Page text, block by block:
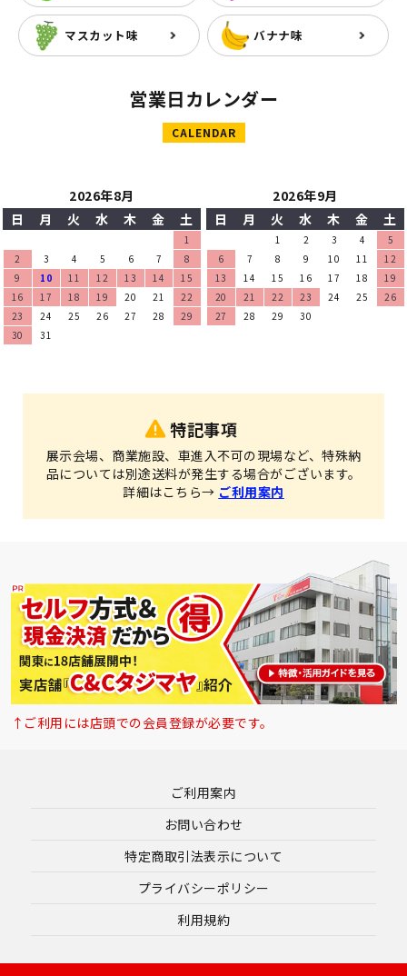
マスカット味 バナナ味
営業日カレンダー
CALENDAR
2026年8月
日
月 火 水 木 金 土
1
2
3 4 5 6 7
8
9
10 11 12 13 14
15
16
17 18 19 20 21
22
23
24 25 26 27 28
29
30
31
2026年9月
日
月 火 水 木 金 土
1 2 3 4
5
6
7 8 9 10 11
12
13
14 15 16 17 18
19
20
21 22 23 24 25
26
27
28 29 30
特記事項
展示会場、商業施設、車進入不可の現場など、特殊納
品については別途送料が発生する場合がございます。
詳細はこちら→ ご利用案内
↑ご利用には店頭での会員登録が必要です。
ご利用案内
お問い合わせ
特定商取引法表示について
プライバシーポリシー
利用規約